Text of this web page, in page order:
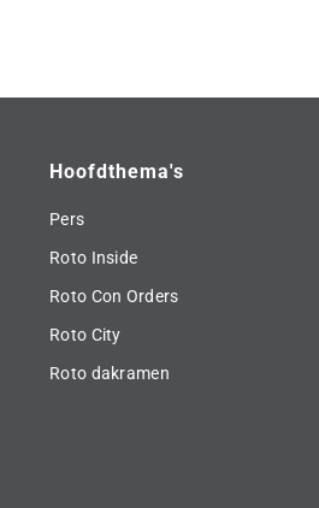
Hoofdthema's
Pers
Roto Inside
Roto Con Orders
Roto City
Roto dakramen